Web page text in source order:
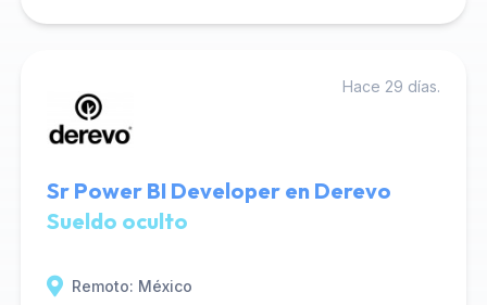
Hace 29 días.
Sr Power BI Developer en Derevo
Sueldo oculto
Remoto: México